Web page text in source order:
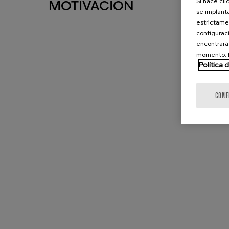
MOTIVACIÓN
se
momento.
Política